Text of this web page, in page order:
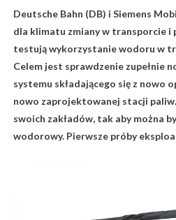
Deutsche Bahn (DB) i Siemens
dla klimatu zmiany w transporcie i
testują wykorzystanie wodoru w
Celem jest sprawdzenie zupełnie
systemu składającego się z nowo
nowo zaprojektowanej stacji
swoich zakładów, tak aby można
wodorowy. Pierwsze próby